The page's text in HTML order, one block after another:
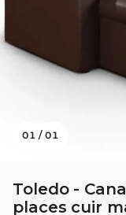
01 /01
Toledo -
places cuir